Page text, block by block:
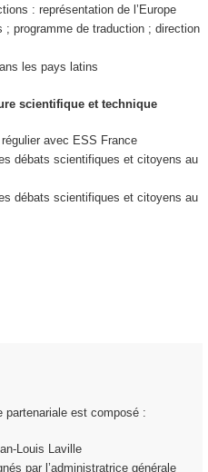
: représentation de l’Europe
programme de traduction ; direction
les pays latins
scientifique et technique
avec ESS France
débats scientifiques et citoyens au
débats scientifiques et citoyens au
partenariale est composé :
Louis Laville
par l’administratrice générale